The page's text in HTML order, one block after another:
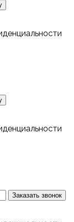
Заказать звонок